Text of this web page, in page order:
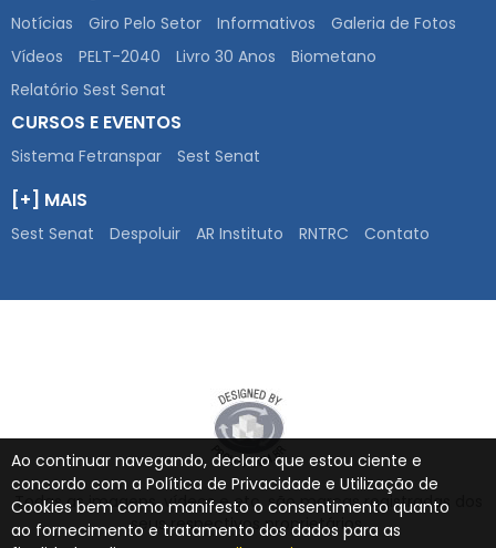
Notícias Giro Pelo Setor Informativos
Galeria de Fotos
Vídeos
PELT-2040 Livro 30 Anos
Biometano
Relatório Sest Senat
CURSOS E EVENTOS
Sistema Fetranspar Sest Senat
[+] MAIS
Sest Senat Despoluir AR Instituto RNTRC Contato
Todas as imagens, vídeos e etc. são marcas registradas dos
seus respectivos proprietários.
Ao continuar navegando, declaro que estou ciente e
concordo com a Política de Privacidade e Utilização de
Cookies bem como manifesto o consentimento quanto
ao fornecimento e tratamento dos dados para as